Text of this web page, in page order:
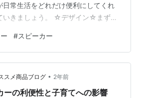
日常生活をどれだけ便利にしてくれ
いきましょう。 ☆デザイン☆まず注
て、従来のモデルよりもスタイリ
象です。サイズは直径100mm、高さ
、どんな場所にも違和感なくフィ
イドテーブルやキッチンのカウン
など、置き場所を選びません。☆音
#スピーカー
スメ商品ブログ • 2年前
ーの利便性と子育てへの影響